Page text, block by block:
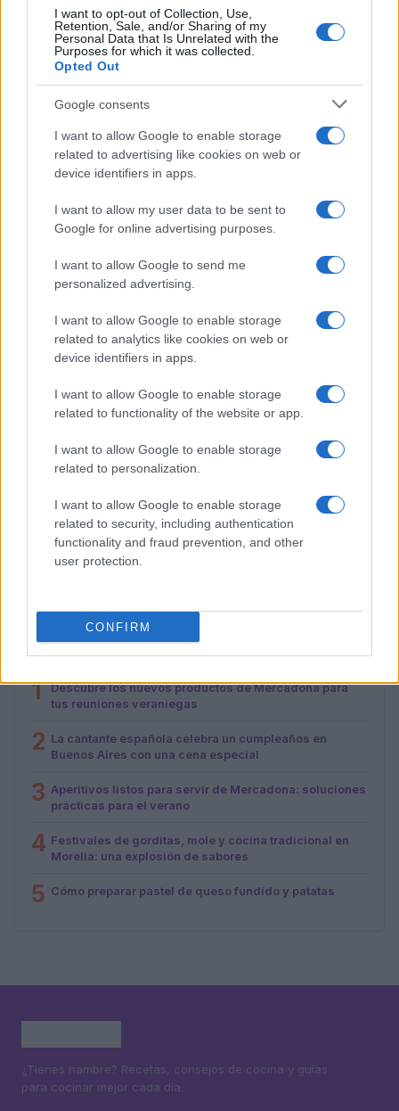
I want to opt-out of Collection, Use,
Retention, Sale, and/or Sharing of my
Personal Data that Is Unrelated with the
Purposes for which it was collected.
Opted Out
Google consents
I want to allow Google to enable storage
related to advertising like cookies on web or
device identifiers in apps.
I want to allow my user data to be sent to
Google for online advertising purposes.
I want to allow Google to send me
personalized advertising.
I want to allow Google to enable storage
related to analytics like cookies on web or
device identifiers in apps.
I want to allow Google to enable storage
related to functionality of the website or app.
I want to allow Google to enable storage
related to personalization.
I want to allow Google to enable storage
related to security, including authentication
functionality and fraud prevention, and other
user protection.
CONFIRM
Festivales de gorditas, mole y cocina tradicional en
Morelia: una explosión de sabores
RECETAS
Plan de comidas semanal con recetas rápidas y
económicas
Diego Romero · 5 Ago 2026
MÁS LEÍDOS
1
Descubre los nuevos productos de Mercadona para
tus reuniones veraniegas
2 La cantante española celebra un cumpleaños en
Buenos Aires con una cena especial
3 Aperitivos listos para servir de Mercadona: soluciones
prácticas para el verano
4 Festivales de gorditas, mole y cocina tradicional en
Morelia: una explosión de sabores
5 Cómo preparar pastel de queso fundido y patatas
¿Tienes hambre? Recetas, consejos de cocina y guías
para cocinar mejor cada día.